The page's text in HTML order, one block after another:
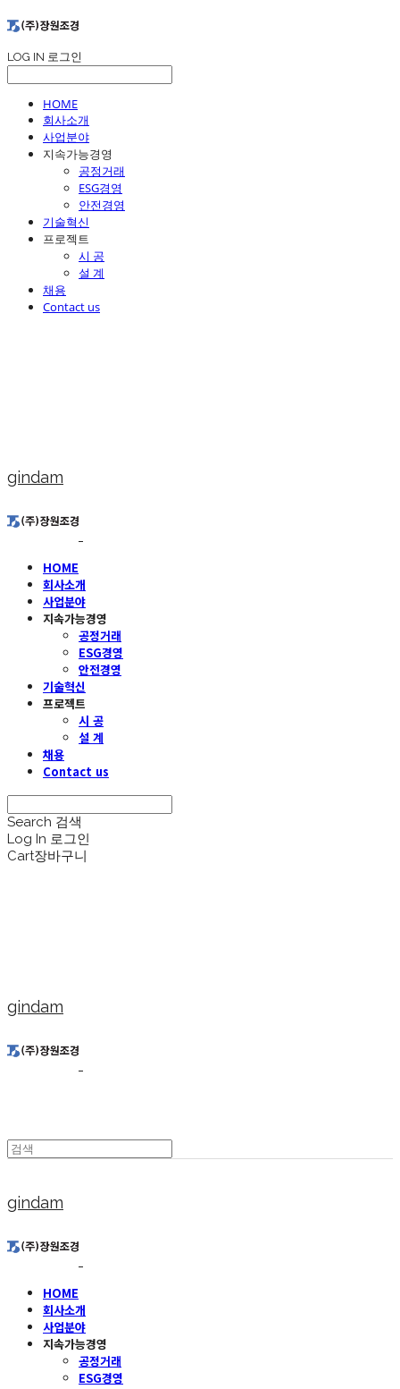
LOG IN 로그인
HOME
회사소개
사업분야
지속가능경영
공정거래
ESG경영
안전경영
기술혁신
프로젝트
시 공
설 계
채용
Contact us
gindam
HOME
회사소개
사업분야
지속가능경영
공정거래
ESG경영
안전경영
기술혁신
프로젝트
시 공
설 계
채용
Contact us
Search 검색
Log In 로그인
Cart장바구니
gindam
gindam
HOME
회사소개
사업분야
지속가능경영
공정거래
ESG경영